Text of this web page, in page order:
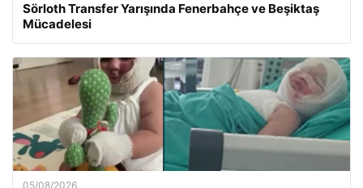
Sörloth Transfer Yarışında Fenerbahçe ve Beşiktaş
Mücadelesi
05/08/2026